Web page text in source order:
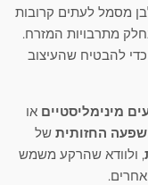
מסמל לעתים קרובות
מתרבויות המזרח.
להבטיח שהעיצוב
מינימליסטיים או
החזותית של
, ולוודא שהרקע משמש